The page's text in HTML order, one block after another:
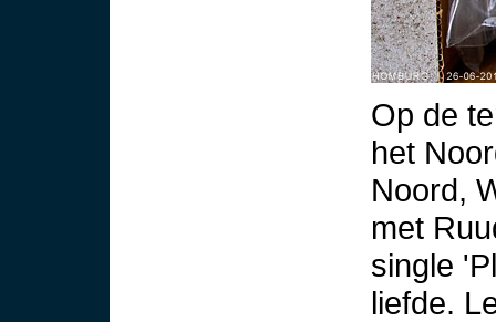
Op de
het
Noord,
met
single
liefde.